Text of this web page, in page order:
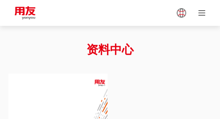
Vietnam
资料中心